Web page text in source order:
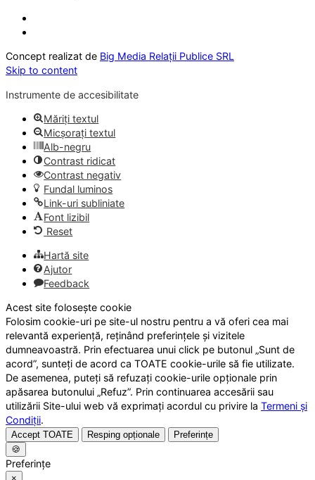
Concept realizat de Big Media Relații Publice SRL
Skip to content
Instrumente de accesibilitate
Măriți textul
Micșorați textul
Alb-negru
Contrast ridicat
Contrast negativ
Fundal luminos
Link-uri subliniate
Font lizibil
Reset
Hartă site
Ajutor
Feedback
Acest site folosește cookie
Folosim cookie-uri pe site-ul nostru pentru a vă oferi cea mai
relevantă experiență, reținând preferințele și vizitele
dumneavoastră. Prin efectuarea unui click pe butonul „Sunt de
acord”, sunteți de acord ca TOATE cookie-urile să fie utilizate.
De asemenea, puteți să refuzați cookie-urile opționale prin
apăsarea butonului „Refuz”. Prin continuarea accesării sau
utilizării Site-ului web vă exprimați acordul cu privire la Termeni și
Condiții.
Accept TOATE Resping opționale
Preferințe
🍪
Preferințe